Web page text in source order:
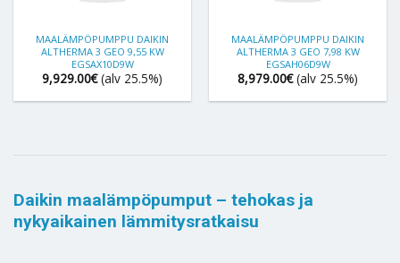
MAALÄMPÖPUMPPU DAIKIN
ALTHERMA 3 GEO 9,55 KW
EGSAX10D9W
9,929.00€ (alv 25.5%)
MAALÄMPÖPUMPPU DAIKIN
ALTHERMA 3 GEO 7,98 KW
EGSAH06D9W
8,979.00€ (alv 25.5%)
Daikin maalämpöpumput – tehokas ja
nykyaikainen lämmitysratkaisu